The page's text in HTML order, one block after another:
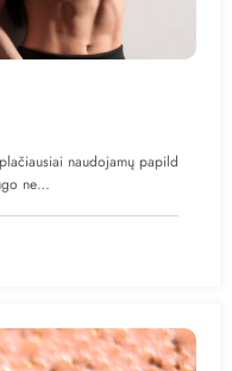
naudojamų papild
ne…